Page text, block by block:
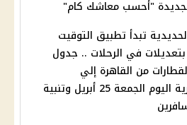
الجديدة "أحسب معاشك كام"
تبدأ تطبيق التوقيت
في الرحلات .. جدول
من القاهرة إلي
الإسكندرية اليوم الجمعة 25 أبريل وتنبية